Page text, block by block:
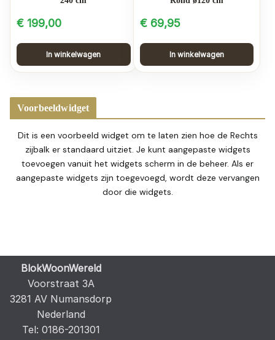
€ 199,00
In winkelwagen
€69,95
In winkelwagen
Voorbeeldwidget
Dit is een voorbeeld widget om te laten zien hoe de Rechts
zijbalk er standaard uitziet. Je kunt aangepaste widgets
toevoegen vanuit het widgets scherm in de beheer. Als er
aangepaste widgets zijn toegevoegd, wordt deze vervangen
door die widgets.
BlokWoonWereld
Voorstraat 3A
3281 AV Numansdorp
Nederland
Tel: 0186-201301